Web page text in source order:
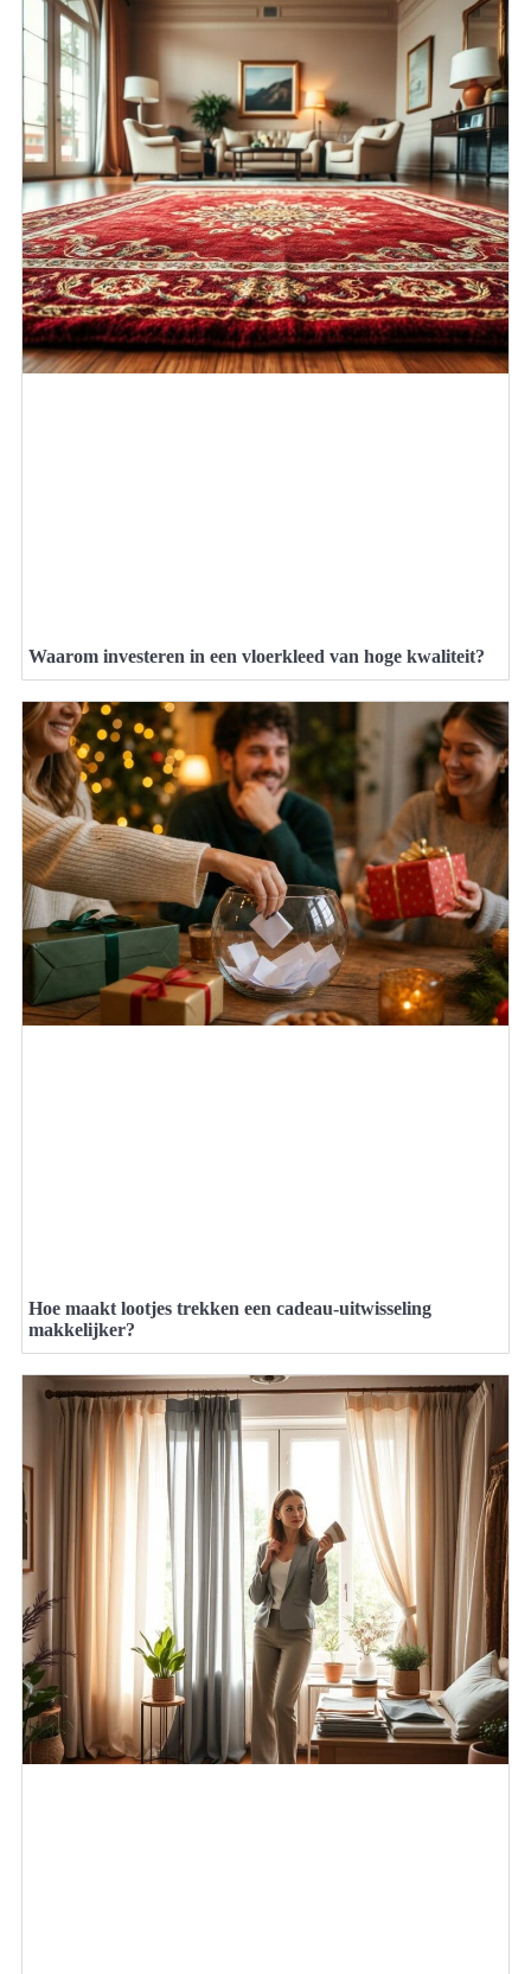
Waarom investeren in een vloerkleed van hoge kwaliteit?
Hoe maakt lootjes trekken een cadeau-uitwisseling
makkelijker?